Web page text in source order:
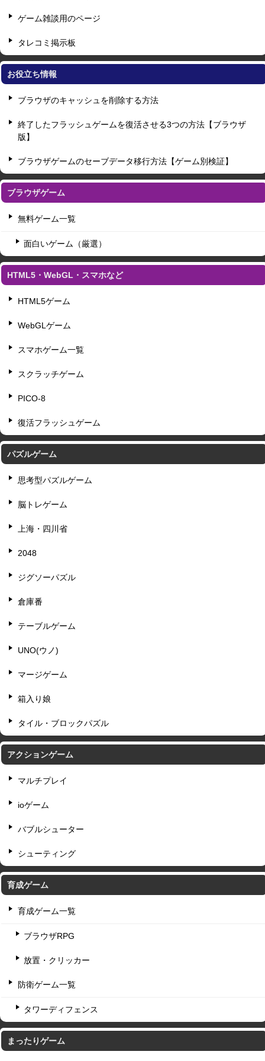
ゲーム雑談用のページ
タレコミ掲示板
お役立ち情報
ブラウザのキャッシュを削除する方法
終了したフラッシュゲームを復活させる3つの方法【ブラウザ
版】
ブラウザゲームのセーブデータ移行方法【ゲーム別検証】
ブラウザゲーム
無料ゲーム一覧
面白いゲーム（厳選）
HTML5・WebGL・スマホなど
HTML5ゲーム
WebGLゲーム
スマホゲーム一覧
スクラッチゲーム
PICO-8
復活フラッシュゲーム
パズルゲーム
思考型パズルゲーム
脳トレゲーム
上海・四川省
2048
ジグソーパズル
倉庫番
テーブルゲーム
UNO(ウノ)
マージゲーム
箱入り娘
タイル・ブロックパズル
アクションゲーム
マルチプレイ
ioゲーム
バブルシューター
シューティング
育成ゲーム
育成ゲーム一覧
ブラウザRPG
放置・クリッカー
防衛ゲーム一覧
タワーディフェンス
まったりゲーム